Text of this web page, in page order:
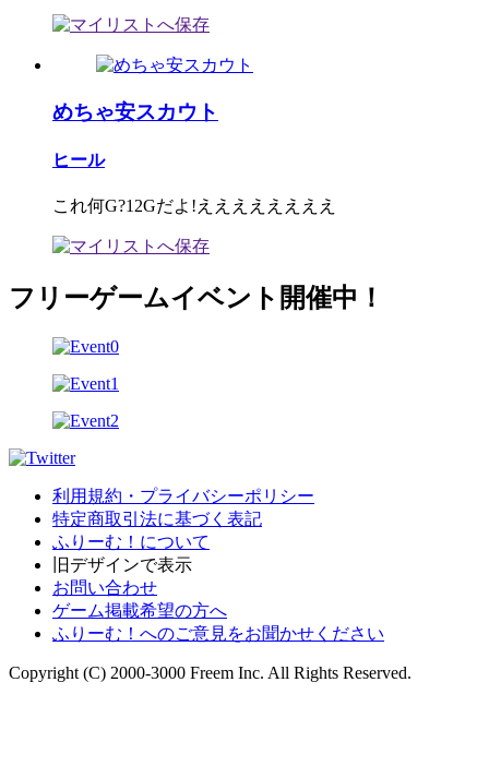
めちゃ安スカウト
ヒール
これ何G?12Gだよ!ええええええええ
フリーゲームイベント開催中！
利用規約・プライバシーポリシー
特定商取引法に基づく表記
ふりーむ！について
旧デザインで表示
お問い合わせ
ゲーム掲載希望の方へ
ふりーむ！へのご意見をお聞かせください
Copyright (C) 2000-3000 Freem Inc. All Rights Reserved.